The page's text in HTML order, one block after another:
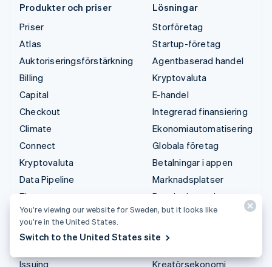
Produkter och priser
Priser
Atlas
Auktoriseringsförstärkning
Billing
Capital
Checkout
Climate
Connect
Kryptovaluta
Data Pipeline
Elements
Financial Connections
Identity
Issuing
Lösningar
Storföretag
Startup-företag
Agentbaserad handel
Kryptovaluta
E-handel
Integrerad finansiering
Ekonomiautomatisering
Globala företag
Betalningar i appen
Marknadsplatser
Penninghantering
Plattformar
Kreatörsekonomi
You’re viewing our website for Sweden, but it looks like
you’re in the United States.
Switch to the United States site